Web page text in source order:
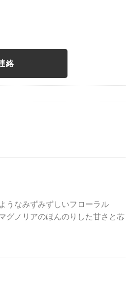
絡
うなみずみずしいフローラル
グノリアのほんのりした甘さと芯